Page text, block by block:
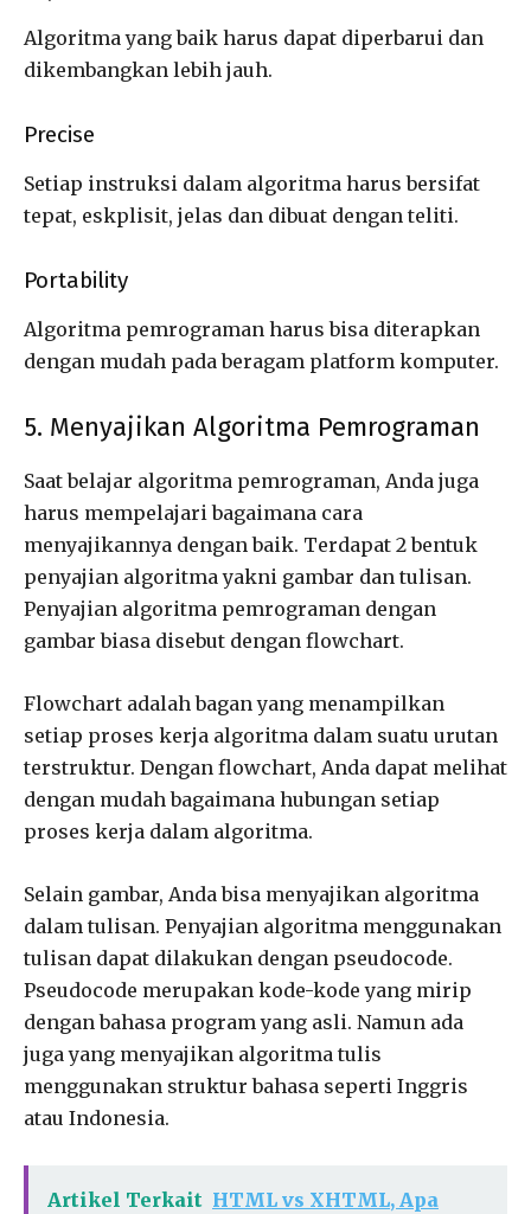
Algoritma yang baik harus dapat diperbarui dan
dikembangkan lebih jauh.
Precise
Setiap instruksi dalam algoritma harus bersifat
tepat, eskplisit, jelas dan dibuat dengan teliti.
Portability
Algoritma pemrograman harus bisa diterapkan
dengan mudah pada beragam platform komputer.
5. Menyajikan Algoritma Pemrograman
Saat belajar algoritma pemrograman, Anda juga
harus mempelajari bagaimana cara
menyajikannya dengan baik. Terdapat 2 bentuk
penyajian algoritma yakni gambar dan tulisan.
Penyajian algoritma pemrograman dengan
gambar biasa disebut dengan flowchart.
Flowchart adalah bagan yang menampilkan
setiap proses kerja algoritma dalam suatu urutan
terstruktur. Dengan flowchart, Anda dapat melihat
dengan mudah bagaimana hubungan setiap
proses kerja dalam algoritma.
Selain gambar, Anda bisa menyajikan algoritma
dalam tulisan. Penyajian algoritma menggunakan
tulisan dapat dilakukan dengan pseudocode.
Pseudocode merupakan kode-kode yang mirip
dengan bahasa program yang asli. Namun ada
juga yang menyajikan algoritma tulis
menggunakan struktur bahasa seperti Inggris
atau Indonesia.
Artikel Terkait HTML vs XHTML, Apa